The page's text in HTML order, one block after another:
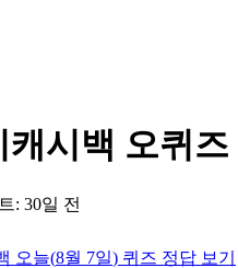
캐시백 오퀴
: 30일 전
오늘(8월 7일) 퀴즈 정답 보기